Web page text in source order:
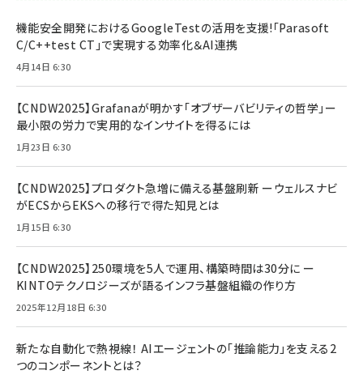
機能安全開発におけるGoogleTestの活用を支援!「Parasoft
C/C++test CT」で実現する効率化＆AI連携
4月14日 6:30
【CNDW2025】Grafanaが明かす「オブザーバビリティの哲学」ー
最小限の労力で実用的なインサイトを得るには
1月23日 6:30
【CNDW2025】プロダクト急増に備える基盤刷新 ーウェルスナビ
がECSからEKSへの移行で得た知見とは
1月15日 6:30
【CNDW2025】250環境を5人で運用、構築時間は30分に ー
KINTOテクノロジーズが語るインフラ基盤組織の作り方
2025年12月18日 6:30
新たな自動化で熱視線！ AIエージェントの「推論能力」を支える2
つのコンポーネントとは？